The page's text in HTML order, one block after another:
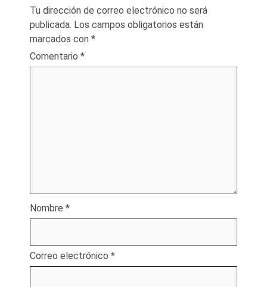
Tu dirección de correo electrónico no será
publicada. Los campos obligatorios están
marcados con *
Comentario *
Nombre *
Correo electrónico *